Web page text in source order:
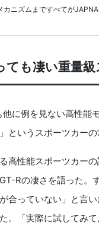
カニズムまですべてが
ても凄い重量
に例を見ない高性能
というスポーツカーの
高性能スポーツカー
Rの凄さを語った。
合っていない」と言
。「実際に試してみ